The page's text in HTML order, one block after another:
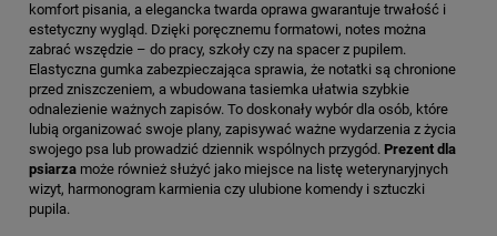
komfort pisania, a elegancka twarda oprawa gwarantuje trwałość i
estetyczny wygląd. Dzięki poręcznemu formatowi, notes można
zabrać wszędzie – do pracy, szkoły czy na spacer z pupilem.
Elastyczna gumka zabezpieczająca sprawia, że notatki są chronione
przed zniszczeniem, a wbudowana tasiemka ułatwia szybkie
odnalezienie ważnych zapisów. To doskonały wybór dla osób, które
lubią organizować swoje plany, zapisywać ważne wydarzenia z życia
swojego psa lub prowadzić dziennik wspólnych przygód. Prezent dla
psiarza może również służyć jako miejsce na listę weterynaryjnych
wizyt, harmonogram karmienia czy ulubione komendy i sztuczki
pupila.